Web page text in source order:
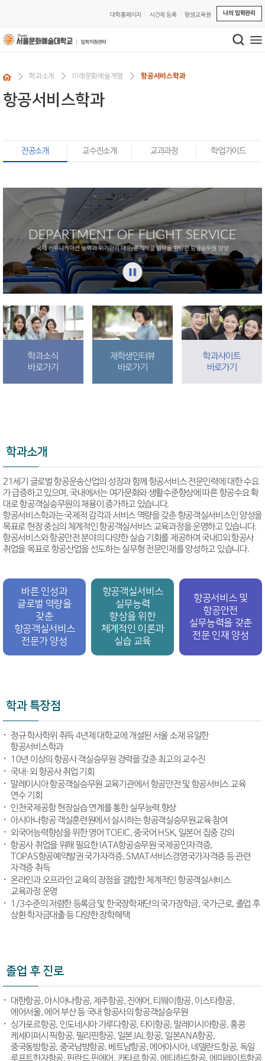
대학홈페이지 시간제 등록 평생교육원 나의 입학관리
학과소개 미래문화예술계열 항공서비스학과
항공서비스학과
전공소개 교수진소개 교과과정 학업가이드
학과소식
바로가기
재학생인터뷰
바로가기
학과사이트
바로가기
학과소개
21세기 글로벌 항공운송산업의 성장과 함께 항공서비스 전문인력에 대한 수요
가 급증하고 있으며, 국내에서는 여가문화와 생활수준향상에 따른 항공수요 확
대로 항공객실승무원의 채용이 증가하고 있습니다.
항공서비스학과는 국제적 감각과 서비스 역량을 갖춘 항공객실서비스인 양성을
목표로 현장 중심의 체계적인 항공객실서비스 교육과정을 운영하고 있습니다.
항공서비스와 항공안전 분야의 다양한 실습 기회를 제공하여 국내외 항공사
취업을 목표로 항공산업을 선도하는 실무형 전문인재를 양성하고 있습니다.
바른 인성과
글로벌 역량을
갖춘
항공객실서비스
전문가 양성
항공객실서비스
실무능력
향상을 위한
체계적인 이론과
실습 교육
항공서비스 및
항공안전
실무능력을 갖춘
전문 인재 양성
학과 특장점
정규 학사학위 취득 4년제 대학교에 개설된 서울 소재 유일한
항공서비스학과
10년 이상의 항공사 객실승무원 경력을 갖춘 최고의 교수진
국내·외 항공사 취업 기회
말레이시아 항공객실승무원 교육기관에서 항공안전 및 항공서비스 교육
연수 기회
인천국제공항 현장실습 연계를 통한 실무능력 향상
아시아나항공 객실훈련원에서 실시하는 항공객실승무원교육 참여
외국어능력향상을 위한 영어 TOEIC, 중국어 HSK, 일본어 집중 강의
항공사 취업을 위해 필요한 IATA항공승무원 국제공인자격증,
TOPAS항공예약발권 국가자격증, SMAT서비스경영국가자격증 등 관련
자격증 취득
온라인과 오프라인 교육의 장점을 결합한 체계적인 항공객실서비스
교육과정 운영
1/3수준의 저렴한 등록금 및 한국장학재단의 국가장학금, 국가근로, 졸업 후
상환 학자금대출 등 다양한 장학혜택
졸업 후 진로
대한항공, 아시아나항공, 제주항공, 진에어, 티웨이항공, 이스타항공,
에어서울, 에어 부산 등 국내 항공사의 항공객실승무원
싱가포르항공, 인도네시아 가루다항공, 타이항공, 말레이시아항공, 홍콩
케세이퍼시 픽항공, 필리핀항공, 일본JAL항공, 일본ANA항공,
중국동방항공, 중국남방항공, 베트남항공, 에어아시아, 네델란드항공, 독일
루프트한자항공, 핀란드 핀에어, 카타르 항공, 에티하드항공, 에미레이트항공